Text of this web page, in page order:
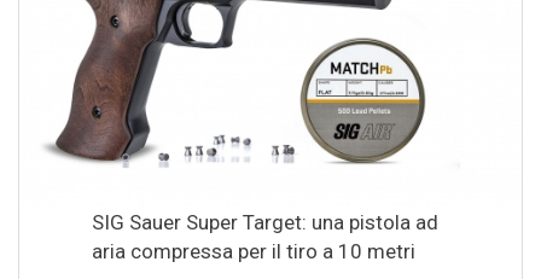
SIG Sauer Super Target: una pistola ad
aria compressa per il tiro a 10 metri